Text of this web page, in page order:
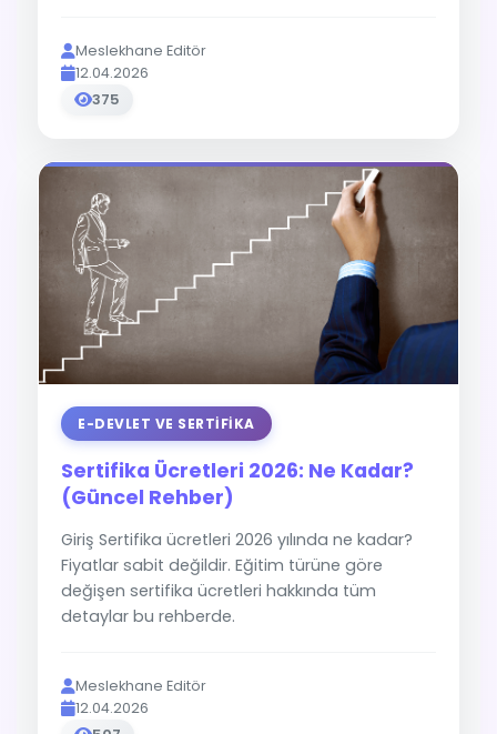
Meslekhane Editör
12.04.2026
375
E-DEVLET VE SERTIFIKA
Sertifika Ücretleri 2026: Ne Kadar?
(Güncel Rehber)
Giriş Sertifika ücretleri 2026 yılında ne kadar?
Fiyatlar sabit değildir. Eğitim türüne göre
değişen sertifika ücretleri hakkında tüm
detaylar bu rehberde.
Meslekhane Editör
12.04.2026